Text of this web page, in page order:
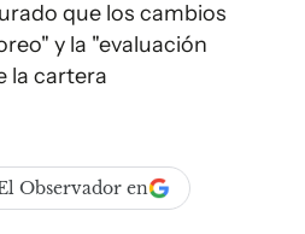
que los cambios
y la "evaluación
la cartera
Observador en